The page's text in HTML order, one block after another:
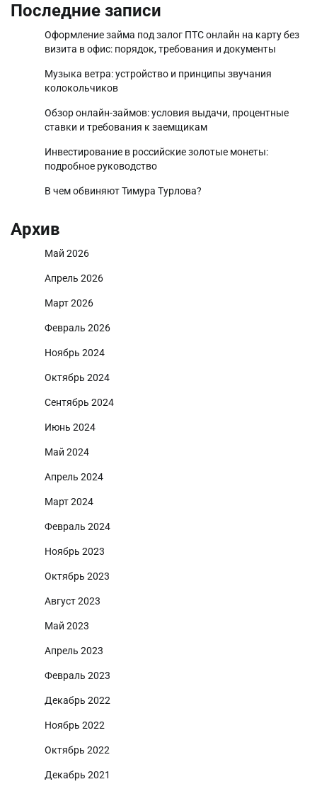
Последние записи
Оформление займа под залог ПТС онлайн на карту без
визита в офис: порядок, требования и документы
Музыка ветра: устройство и принципы звучания
колокольчиков
Обзор онлайн-займов: условия выдачи, процентные
ставки и требования к заемщикам
Инвестирование в российские золотые монеты:
подробное руководство
В чем обвиняют Тимура Турлова?
Архив
Май 2026
Апрель 2026
Март 2026
Февраль 2026
Ноябрь 2024
Октябрь 2024
Сентябрь 2024
Июнь 2024
Май 2024
Апрель 2024
Март 2024
Февраль 2024
Ноябрь 2023
Октябрь 2023
Август 2023
Май 2023
Апрель 2023
Февраль 2023
Декабрь 2022
Ноябрь 2022
Октябрь 2022
Декабрь 2021